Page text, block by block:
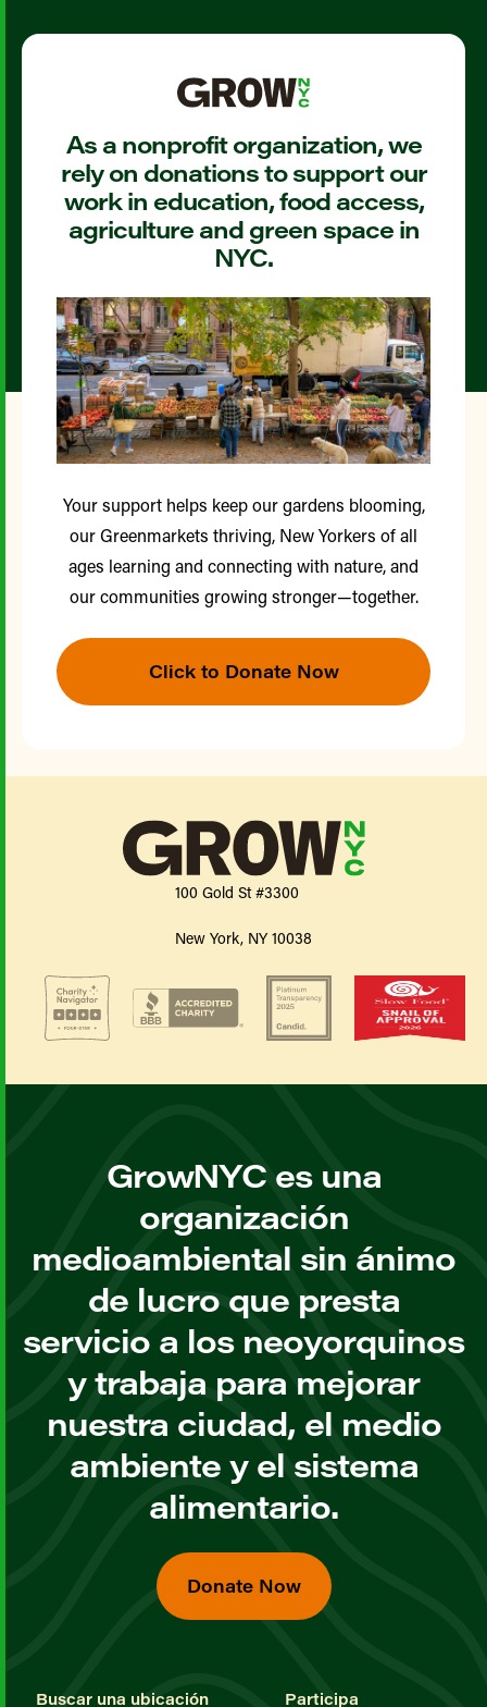
As a nonprofit organization, we
rely on donations to support our
work in education, food access,
agriculture and green space in
NYC.
Your support helps keep our gardens blooming,
our Greenmarkets thriving, New Yorkers of all
ages learning and connecting with nature, and
our communities growing stronger—together.
Click to Donate Now
100 Gold St #3300
New York, NY 10038
GrowNYC es una
organización
medioambiental sin ánimo
de lucro que presta
servicio a los neoyorquinos
y trabaja para mejorar
nuestra ciudad, el medio
ambiente y el sistema
alimentario.
Donate Now
Buscar una ubicación
Participa